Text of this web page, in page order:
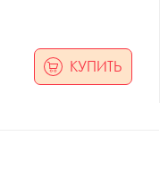
КУПИТЬ